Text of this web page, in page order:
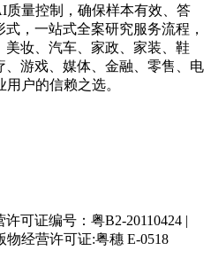
量控制，确保样本有效、答
，一站式全案研究服务流程，
美妆、汽车、家政、家装、鞋
、游戏、媒体、金融、零售、电
户的信赖之选。
可证编号：粤B2-20110424 |
物经营许可证:粤穗 E-0518